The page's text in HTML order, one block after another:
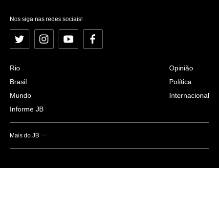
Nos siga nas redes sociais!
Twitter InstagramYouTubeFacebook
Rio
Brasil
Mundo
Informe JB
Opinião
Política
Internacional
Mais do JB
Esportes